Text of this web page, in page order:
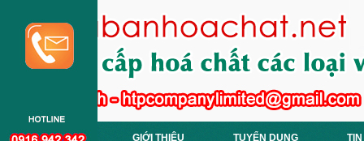
TRANG CHỦ GIỚI THIỆU TUYỂN DỤNG